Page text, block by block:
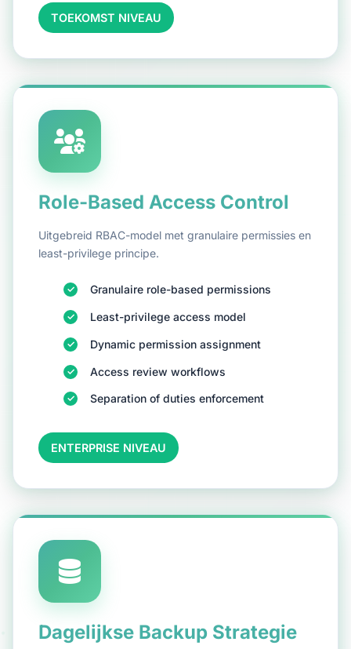
TOEKOMST NIVEAU
Role-Based Access Control
Uitgebreid RBAC-model met granulaire permissies en
least-privilege principe.
Granulaire role-based permissions
Least-privilege access model
Dynamic permission assignment
Access review workflows
Separation of duties enforcement
ENTERPRISE NIVEAU
Dagelijkse Backup Strategie